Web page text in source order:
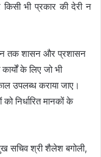
किसी भी प्रकार की देरी न
तक शासन और प्रशासन
के लिए जो भी
उपलब्ध कराया जाए।
निर्धारित मानकों के
सचिव श्री शैलेश बगोली,